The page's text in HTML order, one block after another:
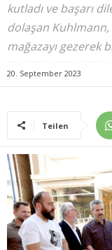
kutladı ve başarı
dolaşan
mağazayı gezerek
20. September 2023
Teilen